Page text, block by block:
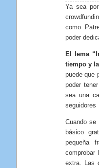
Ya sea
como
poder
El lema
tiempo y
puede que
poder
sea una
seguidores
Cuando se
básico
pequeña
comprobar
extra. Las